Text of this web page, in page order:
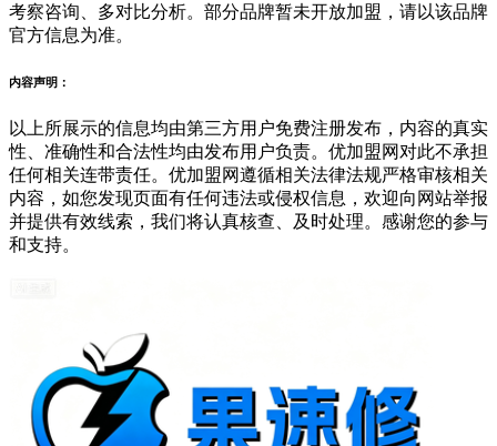
考察咨询、多对比分析。部分品牌暂未开放加盟，请以该品牌
官方信息为准。
内容声明：
以上所展示的信息均由第三方用户免费注册发布，内容的真实
性、准确性和合法性均由发布用户负责。优加盟网对此不承担
任何相关连带责任。优加盟网遵循相关法律法规严格审核相关
内容，如您发现页面有任何违法或侵权信息，欢迎向网站举报
并提供有效线索，我们将认真核查、及时处理。感谢您的参与
和支持。